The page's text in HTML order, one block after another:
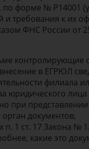
форме № Р14001
и требования к их
ФНС России от
контролирующие
в ЕГРЮЛ
филиала
юридического
при
документов,
п. 1 ст. 17 Закона №
какие это